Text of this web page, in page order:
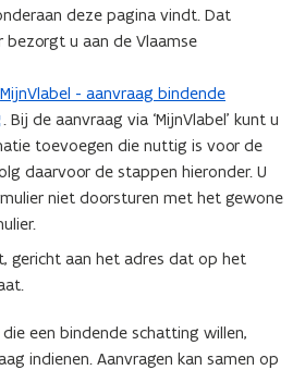
deze pagina vindt. Dat
bezorgt u aan de Vlaamse
MijnVlabel - aanvraag bindende
(
o
p
e
n
t
i
n
e
. Bij de aanvraag via ‘MijnVlabel’ kunt u
toevoegen die nuttig is voor de
daarvoor de stappen hieronder. U
niet doorsturen met het gewone
gericht aan het adres dat op het
die een bindende schatting willen,
indienen. Aanvragen kan samen op